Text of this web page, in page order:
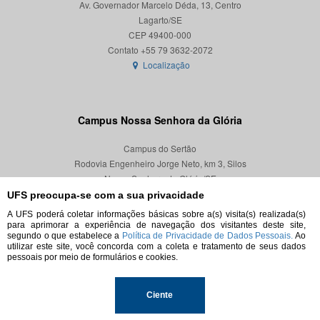
UFS preocupa-se com a sua privacidade
A UFS poderá coletar informações básicas sobre a(s) visita(s) realizada(s)
para aprimorar a experiência de navegação dos visitantes deste site,
segundo o que estabelece a Política de Privacidade de Dados Pessoais. Ao
utilizar este site, você concorda com a coleta e tratamento de seus dados
pessoais por meio de formulários e cookies.
Ciente
Av. Governador Marcelo Déda, 13, Centro
Lagarto/SE
CEP 49400-000
Localização
Campus Nossa Senhora da Glória
Campus do Sertão
Rodovia Engenheiro Jorge Neto, km 3, Silos
Nossa Senhora da Glória/SE
CEP 49680-000
Localização
© 2026. Todos os direitos reservados.
Universidade Federal de Sergipe.